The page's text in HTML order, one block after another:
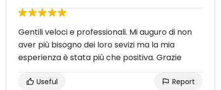
Gentili veloci e professionali. Mi auguro di non
aver più bisogno dei loro sevizi ma la mia
esperienza è stata più che positiva. Grazie
Useful Report